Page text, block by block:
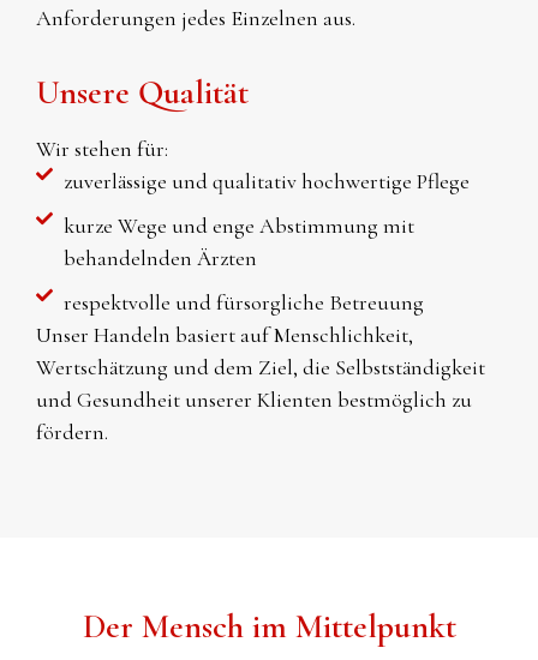
Anforderungen jedes Einzelnen aus.
Unsere Qualität
Wir stehen für:
zuverlässige und qualitativ hochwertige Pflege
kurze Wege und enge Abstimmung mit
behandelnden Ärzten
respektvolle und fürsorgliche Betreuung
Unser Handeln basiert auf Menschlichkeit,
Wertschätzung und dem Ziel, die Selbstständigkeit
und Gesundheit unserer Klienten bestmöglich zu
fördern.
Der Mensch im Mittelpunkt